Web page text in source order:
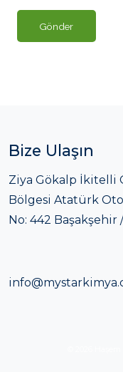
Gönder
Bize Ulaşın
Ziya Gökalp İkitelli
Bölgesi Atatürk Oto
No: 442 Başakşehir